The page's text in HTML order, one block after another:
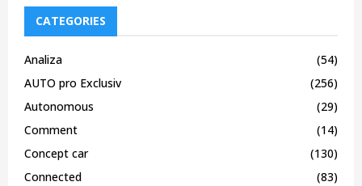
CATEGORIES
Analiza
(54)
AUTO pro Exclusiv
(256)
Autonomous
(29)
Comment
(14)
Concept car
(130)
Connected
(83)